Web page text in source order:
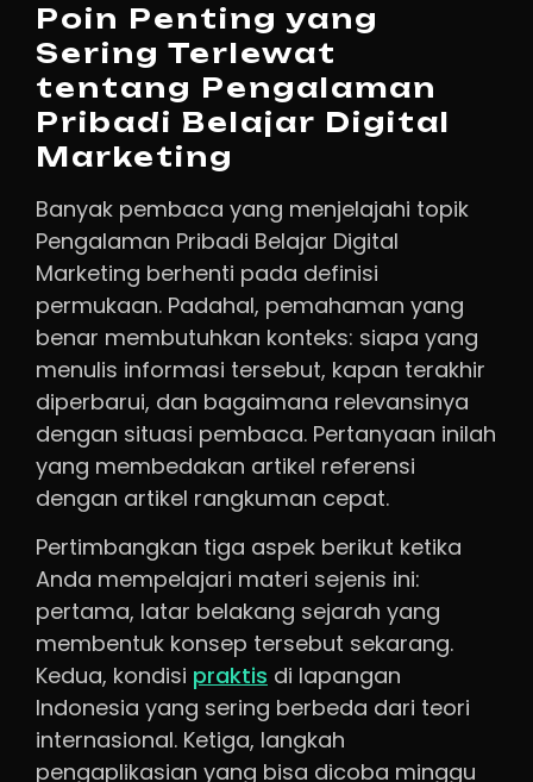
Poin Penting yang
Sering Terlewat
tentang Pengalaman
Pribadi Belajar Digital
Marketing
Banyak pembaca yang menjelajahi topik
Pengalaman Pribadi Belajar Digital
Marketing berhenti pada definisi
permukaan. Padahal, pemahaman yang
benar membutuhkan konteks: siapa yang
menulis informasi tersebut, kapan terakhir
diperbarui, dan bagaimana relevansinya
dengan situasi pembaca. Pertanyaan inilah
yang membedakan artikel referensi
dengan artikel rangkuman cepat.
Pertimbangkan tiga aspek berikut ketika
Anda mempelajari materi sejenis ini:
pertama, latar belakang sejarah yang
membentuk konsep tersebut sekarang.
Kedua, kondisi praktis di lapangan
Indonesia yang sering berbeda dari teori
internasional. Ketiga, langkah
pengaplikasian yang bisa dicoba minggu